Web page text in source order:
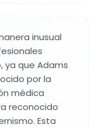
inusual
ya que Adams
por la
médica
reconocido
Esta